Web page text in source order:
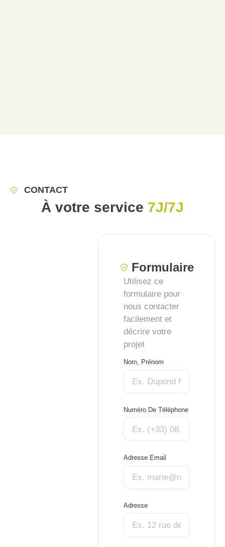
CONTACT
À votre service 7J/7J
Formulaire
Utilisez ce
formulaire pour
nous contacter
facilement et
décrire votre
projet
Nom, Prénom
Numéro De Téléphone
Adresse Email
Adresse